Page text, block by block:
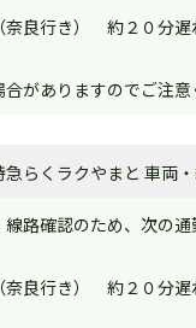
奈良行き） 約２０分遅
がありますのでご注意
急らくラクやまと 車
線路確認のため、次の
奈良行き） 約２０分遅